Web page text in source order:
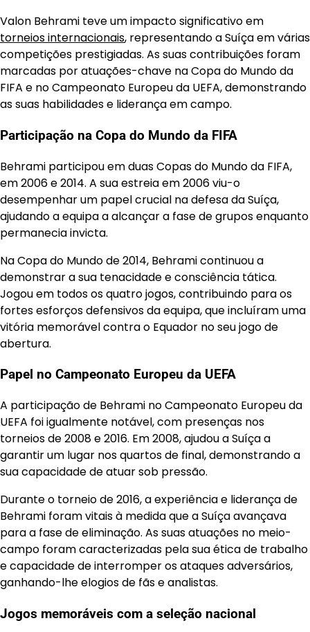
Valon Behrami teve um impacto significativo em
torneios internacionais, representando a Suíça em várias
competições prestigiadas. As suas contribuições foram
marcadas por atuações-chave na Copa do Mundo da
FIFA e no Campeonato Europeu da UEFA, demonstrando
as suas habilidades e liderança em campo.
Participação na Copa do Mundo da FIFA
Behrami participou em duas Copas do Mundo da FIFA,
em 2006 e 2014. A sua estreia em 2006 viu-o
desempenhar um papel crucial na defesa da Suíça,
ajudando a equipa a alcançar a fase de grupos enquanto
permanecia invicta.
Na Copa do Mundo de 2014, Behrami continuou a
demonstrar a sua tenacidade e consciência tática.
Jogou em todos os quatro jogos, contribuindo para os
fortes esforços defensivos da equipa, que incluíram uma
vitória memorável contra o Equador no seu jogo de
abertura.
Papel no Campeonato Europeu da UEFA
A participação de Behrami no Campeonato Europeu da
UEFA foi igualmente notável, com presenças nos
torneios de 2008 e 2016. Em 2008, ajudou a Suíça a
garantir um lugar nos quartos de final, demonstrando a
sua capacidade de atuar sob pressão.
Durante o torneio de 2016, a experiência e liderança de
Behrami foram vitais à medida que a Suíça avançava
para a fase de eliminação. As suas atuações no meio-
campo foram caracterizadas pela sua ética de trabalho
e capacidade de interromper os ataques adversários,
ganhando-lhe elogios de fãs e analistas.
Jogos memoráveis com a seleção nacional